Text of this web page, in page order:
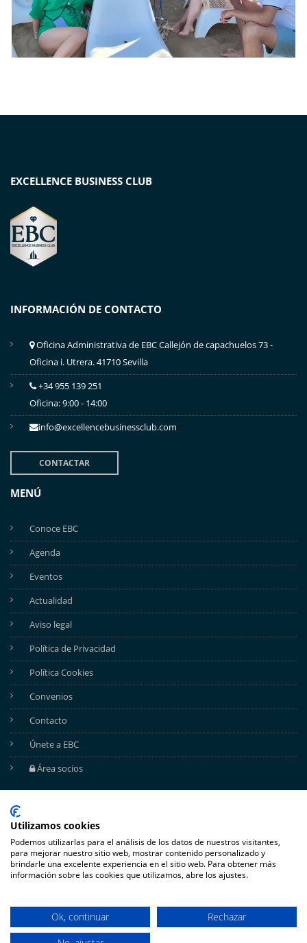
EXCELLENCE BUSINESS CLUB
INFORMACIÓN DE CONTACTO
Oficina Administrativa de EBC Callejón de capachuelos 73 -
Oficina i. Utrera. 41710 Sevilla
+34 955 139 251
Oficina: 9:00 - 14:00
info@excellencebusinessclub.com
CONTACTAR
MENÚ
Conoce EBC
Agenda
Eventos
Actualidad
Aviso legal
Política de Privacidad
Política Cookies
Convenios
Contacto
Únete a EBC
Área socios
REDES SOCIALES
Utilizamos cookies
Podemos utilizarlas para el análisis de los datos de nuestros visitantes,
para mejorar nuestro sitio web, mostrar contenido personalizado y
brindarle una excelente experiencia en el sitio web. Para obtener más
información sobre las cookies que utilizamos, abre los ajustes.
Ok, continuar
Rechazar